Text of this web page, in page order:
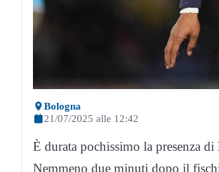
Bologna
21/07/2025 alle 12:42
È durata pochissimo la presenza di
Nemmeno due minuti dopo il